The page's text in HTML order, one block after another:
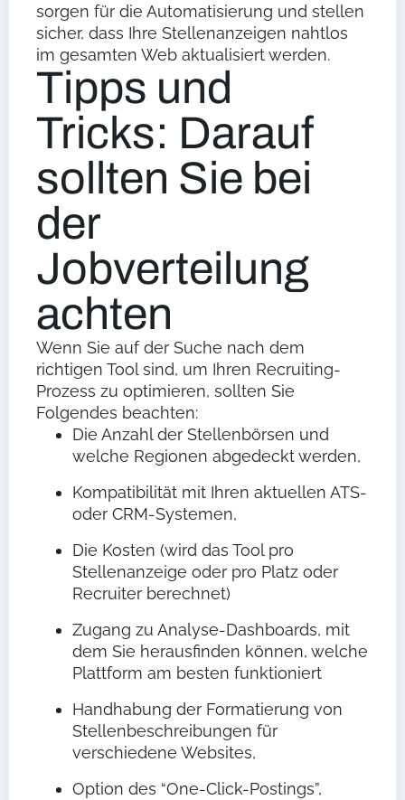
sorgen für die Automatisierung und stellen
sicher, dass Ihre Stellenanzeigen nahtlos
im gesamten Web aktualisiert werden.
Tipps und
Tricks: Darauf
sollten Sie bei
der
Jobverteilung
achten
Wenn Sie auf der Suche nach dem
richtigen Tool sind, um Ihren Recruiting-
Prozess zu optimieren, sollten Sie
Folgendes beachten:
Die Anzahl der Stellenbörsen und
welche Regionen abgedeckt werden,
Kompatibilität mit Ihren aktuellen ATS-
oder CRM-Systemen,
Die Kosten (wird das Tool pro
Stellenanzeige oder pro Platz oder
Recruiter berechnet)
Zugang zu Analyse-Dashboards, mit
dem Sie herausfinden können, welche
Plattform am besten funktioniert
Handhabung der Formatierung von
Stellenbeschreibungen für
verschiedene Websites,
Option des “One-Click-Postings”,